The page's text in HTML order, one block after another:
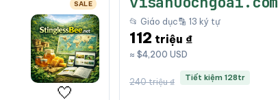
SALE
🤍
📂 Giáo dục🔡 13 ký tự
112 triệu ₫
≈ $4,200 USD
240 triệu ₫ Tiết kiệm 128tr